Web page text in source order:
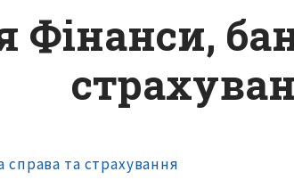
Фінанси,
справа та страхування